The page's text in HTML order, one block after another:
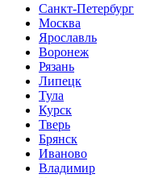
Санкт-Петербург
Москва
Ярославль
Воронеж
Рязань
Липецк
Тула
Курск
Тверь
Брянск
Иваново
Владимир